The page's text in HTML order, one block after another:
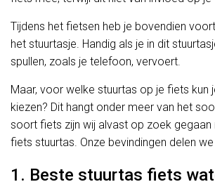
Tijdens het fietsen heb je bovendien
het stuurtasje. Handig als je in dit
spullen, zoals je telefoon, vervoert.
Maar, voor welke stuurtas op je fiets kun
kiezen? Dit hangt onder meer van het
soort fiets zijn wij alvast op zoek gegaan
fiets stuurtas. Onze bevindingen delen
1. Beste stuurtas fiets